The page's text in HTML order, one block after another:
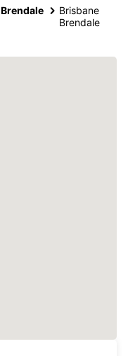
Brendale
Brisbane
Brendale